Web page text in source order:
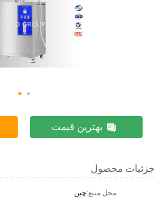
بهترین قیمت
جزئیات محصول
محل منبع:چین